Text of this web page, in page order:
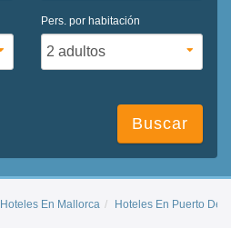
Pers. por habitación
Buscar
Hoteles En Mallorca Hoteles En Puerto De